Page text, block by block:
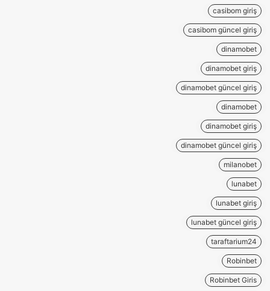
casibom giriş
casibom güncel giriş
dinamobet
dinamobet giriş
dinamobet güncel giriş
dinamobet
dinamobet giriş
dinamobet güncel giriş
milanobet
lunabet
lunabet giriş
lunabet güncel giriş
taraftarium24
Robinbet
Robinbet Giris